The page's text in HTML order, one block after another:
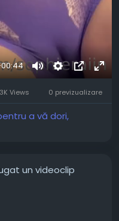
MuteSettingsPicture-
in-
3K Views 0 previzualizare
a vă dori,
un videoclip